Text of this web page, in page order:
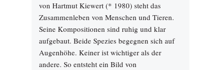
von Hartmut Kiewert (* 1980) steht das
Zusammenleben von Menschen und Tieren.
Seine Kompositionen sind ruhig und klar
aufgebaut. Beide Spezies begegnen sich auf
Augenhöhe. Keiner ist wichtiger als der
andere. So entsteht ein Bild von